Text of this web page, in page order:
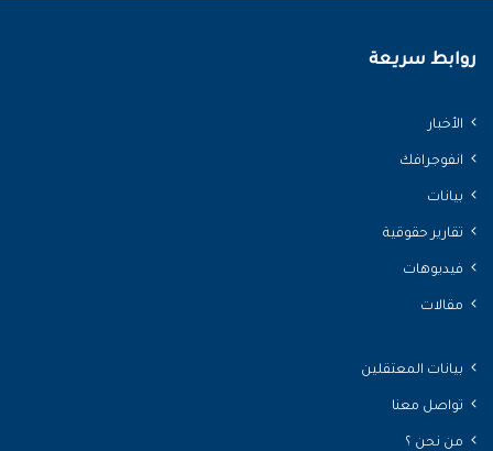
روابط سريعة
الأخبار
انفوجرافك
بيانات
تقارير حقوقية
فيديوهات
مقالات
بيانات المعتقلين
تواصل معنا
من نحن ؟